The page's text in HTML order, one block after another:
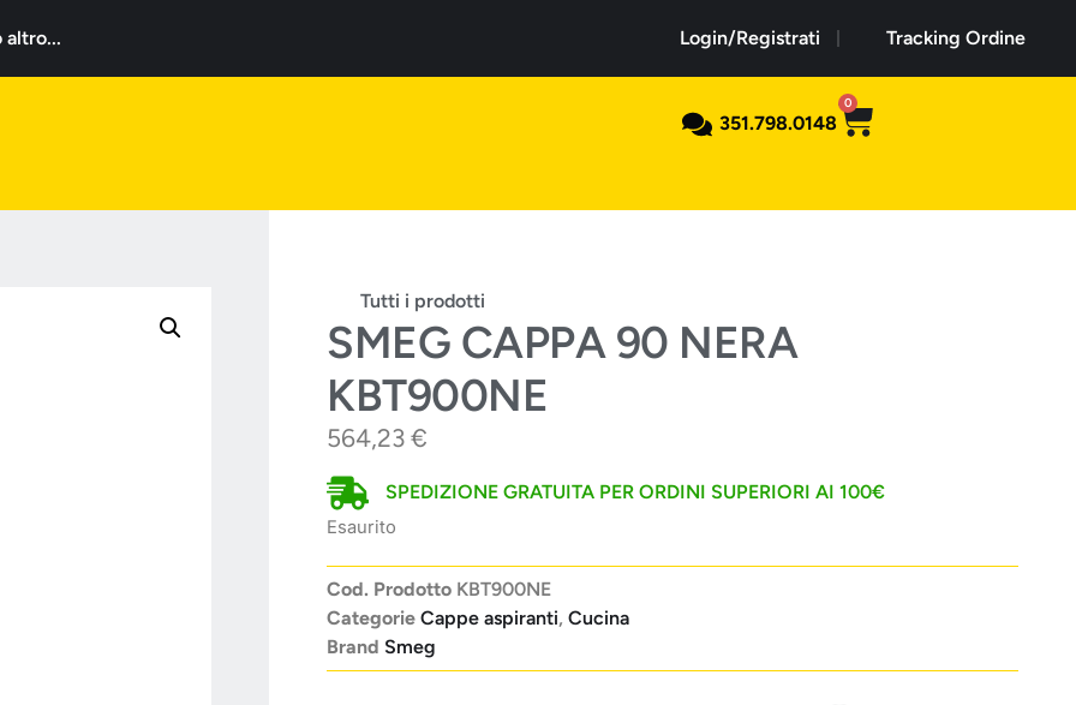
altro... Login/Registrati Tracking Ordine
351.798.0148
0
Tutti i prodotti
SMEG CAPPA 90 NERA
KBT900NE
564,23 €
SPEDIZIONE GRATUITA PER ORDINI SUPERIORI AI 100€
Esaurito
Cod. Prodotto KBT900NE
Categorie Cappe aspiranti, Cucina
Brand Smeg